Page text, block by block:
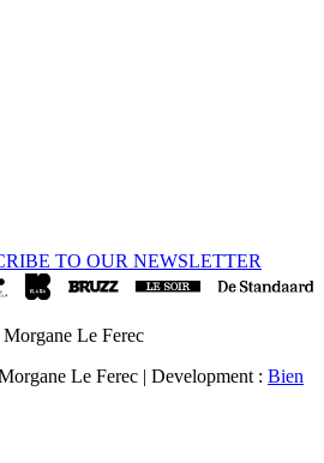
TO OUR NEWSLETTER
Le Ferec
Le Ferec | Development : Bien